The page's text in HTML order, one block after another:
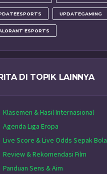
UPDATEGAMING
ESPORTS
DI TOPIK LAINNYA
Klasemen & Hasil Internasional
Agenda Liga Eropa
Live Score & Live Odds Sepak Bola
Review & Rekomendasi Film
Panduan Sens & Aim